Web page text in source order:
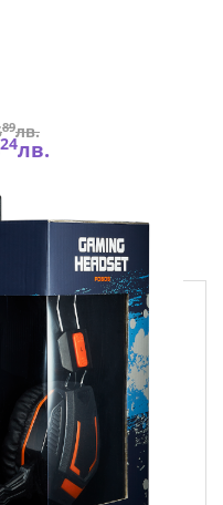
89лв.
24лв.
лаптопи на Fly.bg